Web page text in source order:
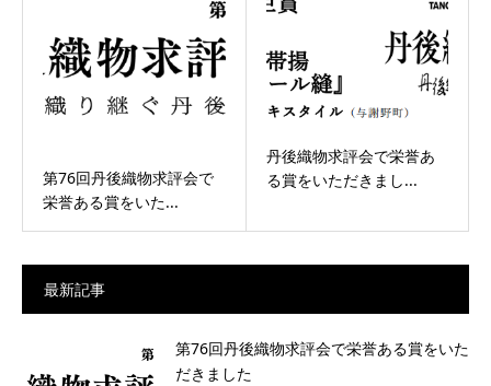
第76回丹後織物求評会で
栄誉ある賞をいた...
丹後織物求評会で栄誉あ
る賞をいただきまし...
最新記事
第76回丹後織物求評会で栄誉ある賞をいた
だきました